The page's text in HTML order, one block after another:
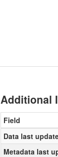
Additional
Field
Data last
Metadata last